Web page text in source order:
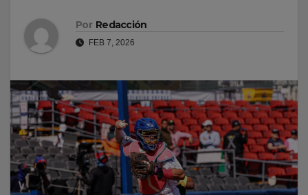
Por Redacción
FEB 7, 2026